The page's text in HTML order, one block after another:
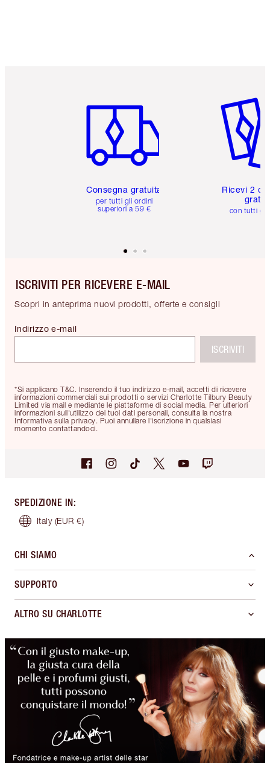
Consegna gratuita
per tutti gli ordini
superiori a 59 €
Ricevi 2
con tutti gli
ISCRIVITI PER RICEVERE E-MAIL
Scopri in anteprima nuovi prodotti, offerte e consigli
*Si applicano T&C. Inserendo il tuo indirizzo e-mail, accetti di ricevere
informazioni commerciali sui prodotti o servizi Charlotte Tilbury Beauty
Limited via mail e mediante le piattaforme di social media. Per ulteriori
informazioni sull'utilizzo dei tuoi dati personali, consulta la nostra
Informativa sulla privacy. Puoi annullare l'iscrizione in qualsiasi
momento contattandoci.
Indirizzo e-mail
ISCRIVITI
SPEDIZIONE IN:
Italy (EUR €)
CHI SIAMO
SUPPORTO
ALTRO SU CHARLOTTE